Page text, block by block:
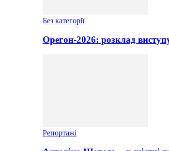
Без категорії
Орегон-2026: розклад
Репортажі